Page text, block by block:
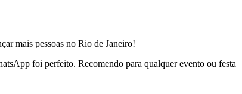
mais pessoas no Rio de Janeiro!
foi perfeito. Recomendo para qualquer evento ou festa